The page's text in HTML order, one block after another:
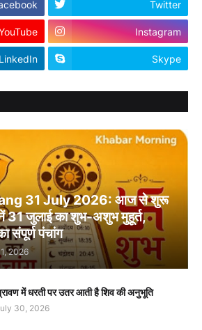
Twitter
Instagram
LinkedIn Skype
31 July 2026: आज से शुरू
31 जुलाई का शुभ-अशुभ मुहूर्त,
संपूर्ण पंचांग
2026
में धरती पर उतर आती है शिव की अनुभूति
30, 2026